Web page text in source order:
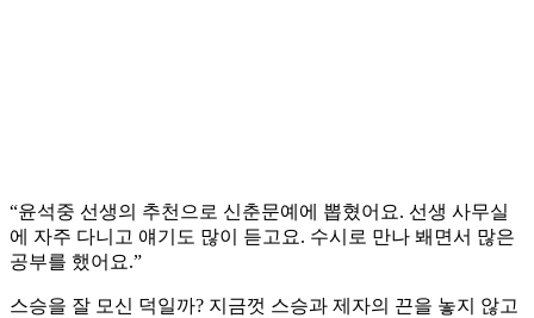
“윤석중 선생의 추천으로 신춘문예에 뽑혔어요. 선생 사무실
에 자주 다니고 얘기도 많이 듣고요. 수시로 만나 봬면서 많은
공부를 했어요.”
스승을 잘 모신 덕일까? 지금껏 스승과 제자의 끈을 놓지 않고